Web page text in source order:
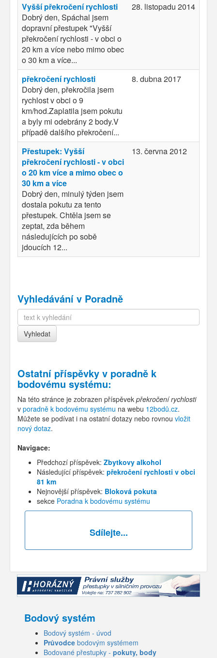
Vyšší překročení rychlosti
Dobrý den, Spáchal jsem
dopravní přestupek "Vyšší
překročení rychlosti - v obci o
20 km a více nebo mimo obec
o 30 km a více...
28. listopadu 2014
překročení rychlosti
Dobrý den, překročila jsem
rychlost v obci o 9
km/hod.Zaplatila jsem pokutu
a byly mi odebrány 2 body.V
případě dalšího překročení...
8. dubna 2017
Přestupek: Vyšší
překročení rychlosti - v obci
o 20 km více a mimo obec o
30 km a více
Dobrý den, minulý týden jsem
dostala pokutu za tento
přestupek. Chtěla jsem se
zeptat, zda během
následujících po sobě
jdoucích 12...
13. června 2012
Vyhledávání v Poradně
Ostatní příspěvky v poradně k
bodovému systému:
Na této stránce je zobrazen příspěvek překročení rychlosti
v poradně k bodovému systému na webu 12bodů.cz.
Můžete se podívat i na ostatní dotazy nebo rovnou vložit
nový dotaz.
Navigace:
Předchozí příspěvek: Zbytkovy alkohol
Následující příspěvek: překročení rychlosti v obci
81 km
Nejnovější příspěvek: Bloková pokuta
sekce Poradna k bodovému systému
Sdílejte...
Bodový systém
Bodový systém - úvod
Průvodce bodovým systémem
Bodované přestupky - pokuty, body